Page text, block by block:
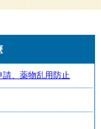
、薬物乱用防止